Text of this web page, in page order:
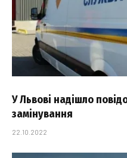
У Львові надішло
замінування
22.10.2022